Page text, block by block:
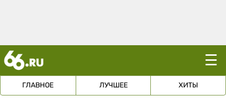
☰
ГЛАВНОЕ ЛУЧШЕЕ ХИТЫ